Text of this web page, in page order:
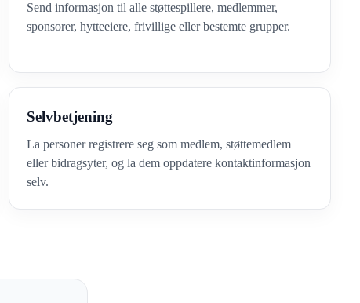
Send informasjon til alle støttespillere, medlemmer,
sponsorer, hytteeiere, frivillige eller bestemte grupper.
Selvbetjening
La personer registrere seg som medlem, støttemedlem
eller bidragsyter, og la dem oppdatere kontaktinformasjon
selv.